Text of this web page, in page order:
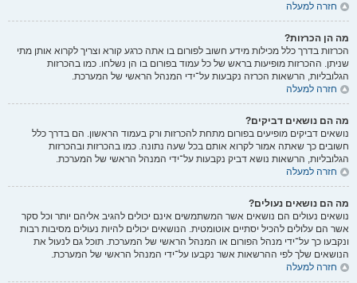
חזרה למעלה
מה הן הכרזות?
הכרזות בדרך כלל מכילות מידע חשוב לפורום בו אתה כרגע קורא וצריך לקרוא אותן מתי
שניתן. ההכרזות מופיעות בראש של כל עמוד בפורום בו הן נשלחו. כמו בהכרזות
הגלובליות, הרשאות הכרזה נקבעות על־ידי המנהל הראשי של המערכת.
חזרה למעלה
מה הם נושאים דביקים?
נושאים דביקים מופיעים בפורום מתחת להכרזות ורק בעמוד הראשון. הם בדרך כלל
חשובים כך שאתה אמור לקרוא אותם בכל שעה נתונה. כמו בהכרזות ובהכרזות
הגלובליות, הרשאות נושא דביק נקבעות על־ידי המנהל הראשי של המערכת.
חזרה למעלה
מה הם נושאים נעולים?
נושאים נעולים הם נושאים אשר המשתמשים אינם יכולים להגיב אליהם יותר וכל סקר
אשר הם עלולים להכיל יסתיים אוטומטית. הנושאים יכולים להיות נעולים מסיבות רבות
ונקבעו כך על־ידי מנהל הפורום או המנהל הראשי של המערכת. תוכל גם לנעול את
הנושאים שלך לפי ההרשאות אשר נקבעו על־ידי המנהל הראשי של המערכת.
חזרה למעלה